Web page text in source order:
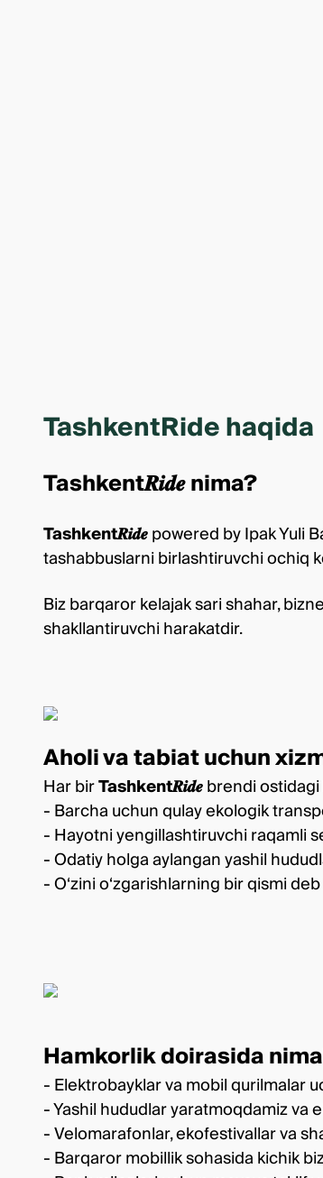
TashkentRide haqida
Tashkent𝑹𝒊𝒅𝒆 nima?
Tashkent𝑹𝒊𝒅𝒆powered by Ipak Yuli
tashabbuslarni birlashtiruvchi ochiq
Biz barqaror kelajak sari shahar,
shakllantiruvchi harakatdir.
Aholi va tabiat uchun
Har birTashkent𝑹𝒊𝒅𝒆brendi
- Barcha uchun qulay ekologik
- Hayotni yengillashtiruvchi raqamli
- Odatiy holga aylangan yashil
- O‘zini o‘zgarishlarning bir qismi
Hamkorlik doirasida
- Elektrobayklar va mobil qurilmalar
- Yashil hududlar yaratmoqdamiz va
- Velomarafonlar, ekofestivallar va
- Barqaror mobillik sohasida kichik